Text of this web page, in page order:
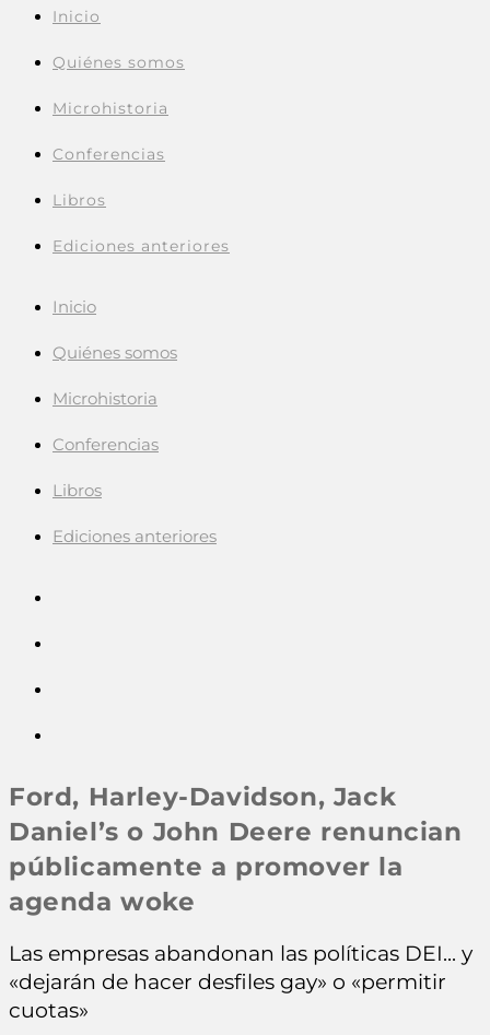
Inicio
Quiénes somos
Microhistoria
Conferencias
Libros
Ediciones anteriores
Inicio
Quiénes somos
Microhistoria
Conferencias
Libros
Ediciones anteriores
Ford, Harley-Davidson, Jack
Daniel’s o John Deere renuncian
públicamente a promover la
agenda woke
Las empresas abandonan las políticas DEI... y
«dejarán de hacer desfiles gay» o «permitir
cuotas»